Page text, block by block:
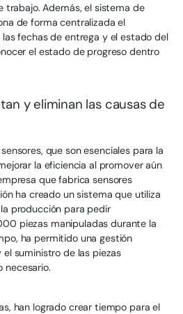
Además, el sistema de
de forma centralizada el
fechas de entrega y el estado del
el estado de progreso dentro
y eliminan las causas de
que son esenciales para la
la eficiencia al promover aún
que fabrica sensores
ha creado un sistema que utiliza
producción para pedir
piezas manipuladas durante la
ha permitido una gestión
suministro de las piezas
necesario.
han logrado crear tiempo para el